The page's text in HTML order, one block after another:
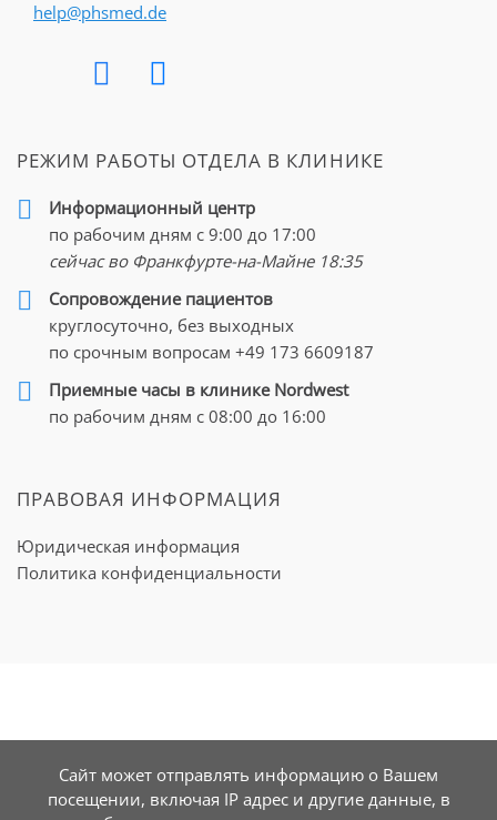
help@phsmed.de
РЕЖИМ РАБОТЫ ОТДЕЛА В КЛИНИКЕ
Информационный центр
по рабочим дням с 9:00 до 17:00
сейчас во Франкфурте-на-Майне 18:35
Cопровождение пациентов
круглосуточно, без выходных
по срочным вопросам +49 173 6609187
Приемные часы в клинике Nordwest
по рабочим дням с 08:00 до 16:00
ПРАВОВАЯ ИНФОРМАЦИЯ
Юридическая информация
Политика конфиденциальности
Сайт может отправлять информацию о Вашем
посещении, включая IP адрес и другие данные, в